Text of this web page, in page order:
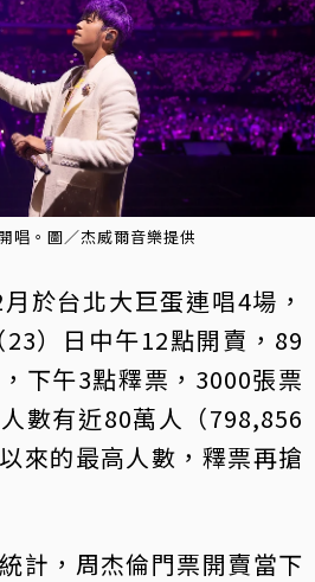
唱。圖／杰威爾音樂提供
於台北大巨蛋連唱4場，
）日中午12點開賣，89
下午3點釋票，3000張票
數有近80萬人（798,856
來的最高人數，釋票再搶
計，周杰倫門票開賣當下